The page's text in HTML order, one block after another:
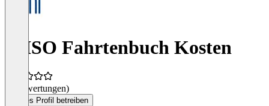
WISO Fahrtenbuch Kosten
(0 Bewertungen)
Dieses Profil betreiben